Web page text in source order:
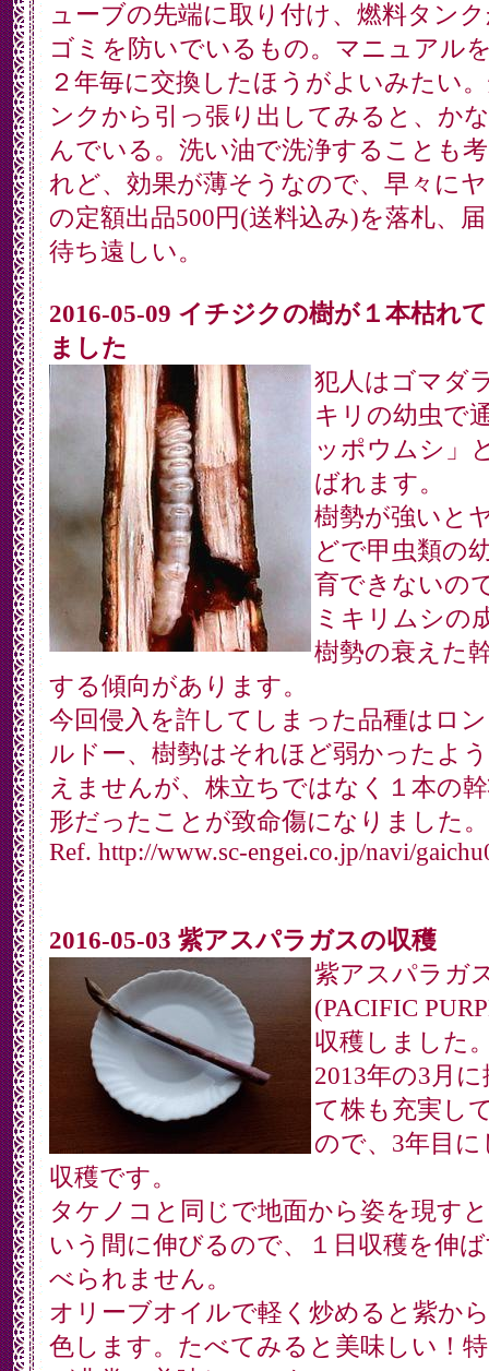
ューブの先端に取り付け、燃料タン
ゴミを防いでいるもの。マニュアル
２年毎に交換したほうがよいみたい
ンクから引っ張り出してみると、か
んでいる。洗い油で洗浄することも
れど、効果が薄そうなので、早々に
の定額出品500円(送料込み)を落札、
待ち遠しい。
2016-05-09 イチジクの樹が１本枯れ
ました
犯人はゴマダ
キリの幼虫で
ッポウムシ」
ばれます。
樹勢が強いと
どで甲虫類の
育できないの
ミキリムシの
樹勢の衰えた
する傾向があります。
今回侵入を許してしまった品種はロ
ルドー、樹勢はそれほど弱かったよ
えませんが、株立ちではなく１本の
形だったことが致命傷になりました。
Ref. http://www.sc-engei.co.jp/navi/
2016-05-03 紫アスパラガスの収穫
紫アスパラガ
(PACIFIC
収穫しました
2013年の3月
て株も充実し
ので、3年目に
収穫です。
タケノコと同じで地面から姿を現す
いう間に伸びるので、１日収穫を伸
べられません。
オリーブオイルで軽く炒めると紫か
色します。たべてみると美味しい！